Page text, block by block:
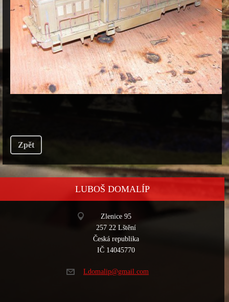
Zpět
LUBOŠ DOMALÍP
Zlenice 95
257 22 Lštění
Česká republika
IČ 14045770
Ldomalip@gmail.com